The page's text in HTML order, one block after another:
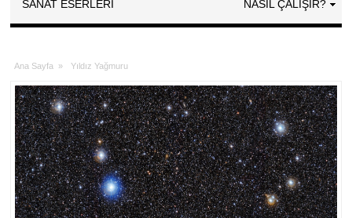
SANAT ESERLERI NASIL ÇALIŞIR?
Ana Sayfa » Yıldız Yağmuru